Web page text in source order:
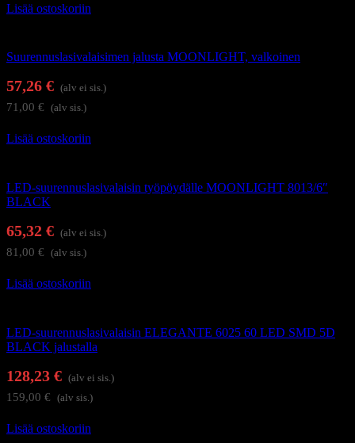
Lisää ostoskoriin
Suurennuslasivalaisimen jalusta MOONLIGHT, valkoinen
57,26 € (alv ei sis.)
71,00 € (alv sis.)
Lisää ostoskoriin
LED-suurennuslasivalaisin työpöydälle MOONLIGHT 8013/6″
BLACK
65,32 € (alv ei sis.)
81,00 € (alv sis.)
Lisää ostoskoriin
LED-suurennuslasivalaisin ELEGANTE 6025 60 LED SMD 5D
BLACK jalustalla
128,23 € (alv ei sis.)
159,00 € (alv sis.)
Lisää ostoskoriin